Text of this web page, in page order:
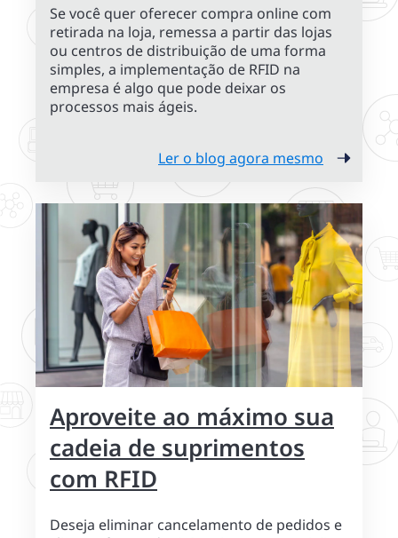
Se você quer oferecer compra online com
retirada na loja, remessa a partir das lojas
ou centros de distribuição de uma forma
simples, a implementação de RFID na
empresa é algo que pode deixar os
processos mais ágeis.
Ler o blog agora mesmo
Aproveite ao máximo sua
cadeia de suprimentos
com RFID
Deseja eliminar cancelamento de pedidos e